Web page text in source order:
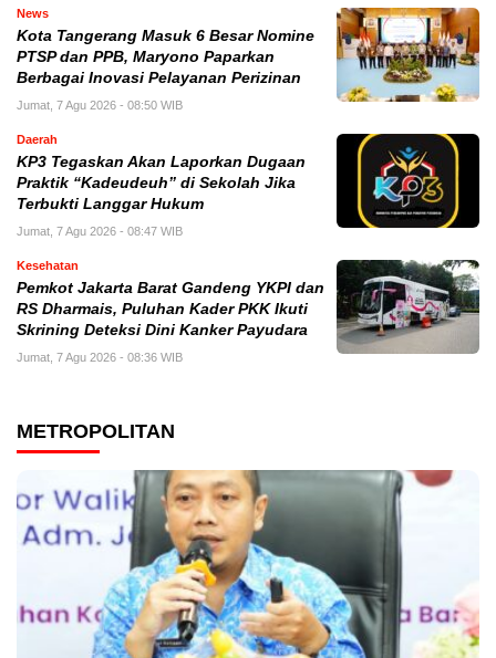
News
Kota Tangerang Masuk 6 Besar Nomine
PTSP dan PPB, Maryono Paparkan
Berbagai Inovasi Pelayanan Perizinan
Jumat, 7 Agu 2026 - 08:50 WIB
Daerah
KP3 Tegaskan Akan Laporkan Dugaan
Praktik “Kadeudeuh” di Sekolah Jika
Terbukti Langgar Hukum
Jumat, 7 Agu 2026 - 08:47 WIB
Kesehatan
Pemkot Jakarta Barat Gandeng YKPI dan
RS Dharmais, Puluhan Kader PKK Ikuti
Skrining Deteksi Dini Kanker Payudara
Jumat, 7 Agu 2026 - 08:36 WIB
METROPOLITAN